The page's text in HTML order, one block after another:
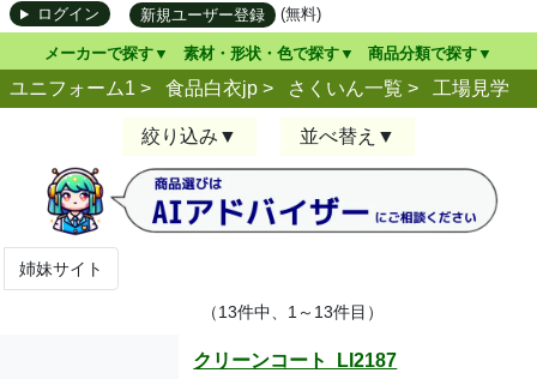
ログイン 新規ユーザー登録 (無料)
メーカーで探す 素材・形状・色で探す 商品分類で探す
ユニフォーム1 > 食品白衣jp > さくいん一覧 > 工場見学
絞り込み 並べ替え
姉妹サイト
（13件中、1～13件目）
クリーンコート LI2187